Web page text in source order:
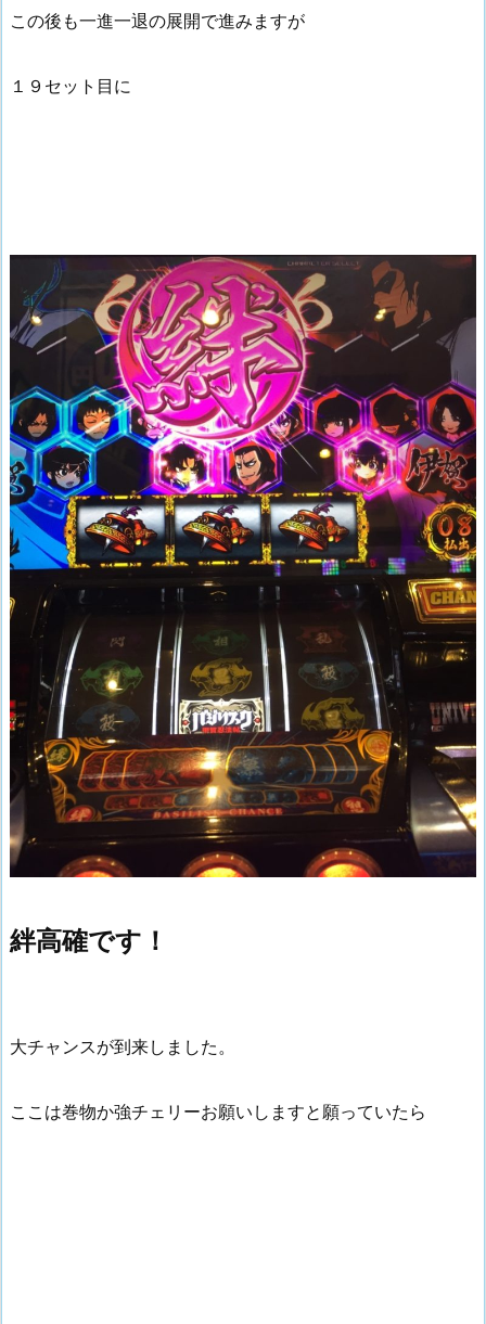
この後も一進一退の展開で進みますが
１９セット目に
絆高確です！
大チャンスが到来しました。
ここは巻物か強チェリーお願いしますと願っていたら